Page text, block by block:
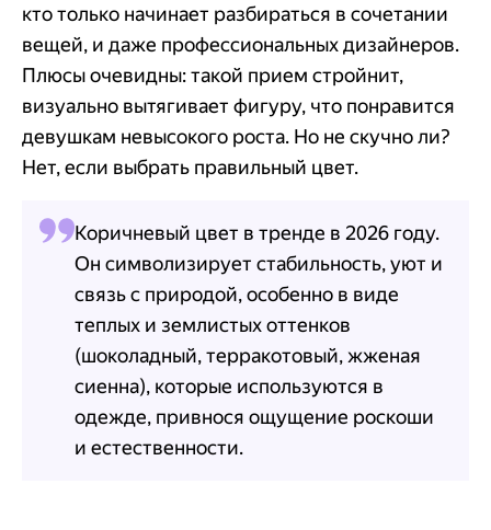
кто только начинает разбираться в сочетании
вещей, и даже профессиональных дизайнеров.
Плюсы очевидны: такой прием стройнит,
визуально вытягивает фигуру, что понравится
девушкам невысокого роста. Но не скучно ли?
Нет, если выбрать правильный цвет.
Коричневый цвет в тренде в 2026 году.
Он символизирует стабильность, уют и
связь с природой, особенно в виде
теплых и землистых оттенков
(шоколадный, терракотовый, жженая
сиенна), которые используются в
одежде, привнося ощущение роскоши
и естественности.